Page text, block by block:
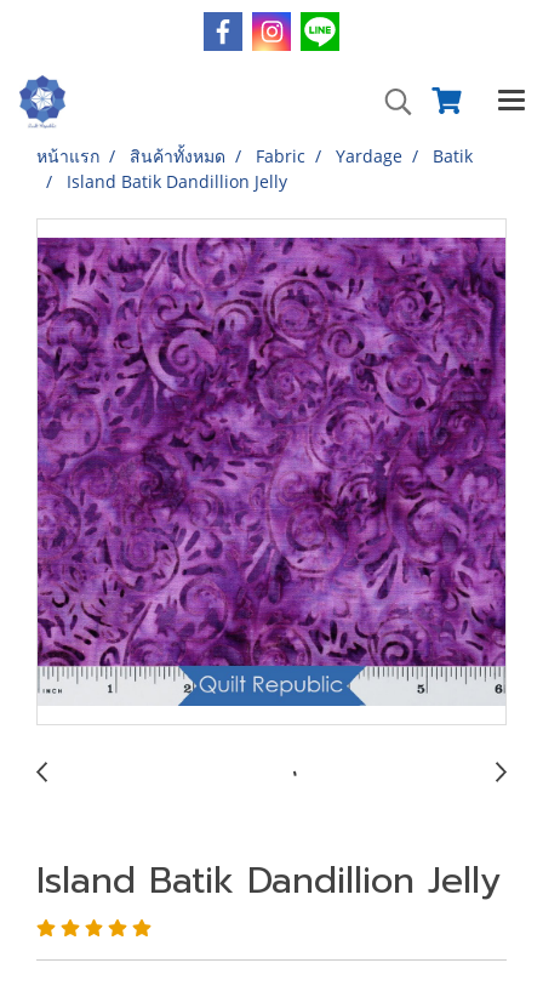
หน้าแรก สินค้าทั้งหมด Fabric Yardage
Batik
Island Batik Dandillion Jelly
Island Batik Dandillion Jelly